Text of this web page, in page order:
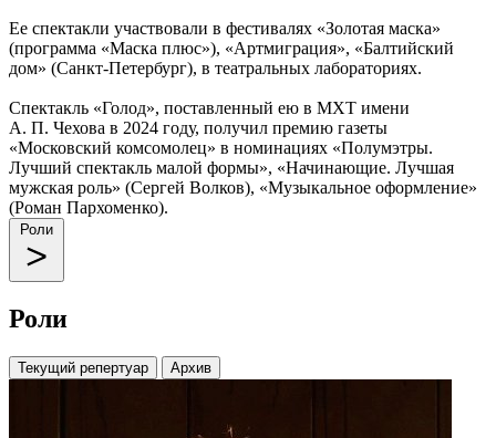
Ее спектакли участвовали в фестивалях «Золотая маска»
(программа «Маска плюс»), «Артмиграция», «Балтийский
дом» (Санкт-Петербург), в театральных лабораториях.
Спектакль «Голод», поставленный ею в МХТ имени
А. П. Чехова в 2024 году, получил премию газеты
«Московский комсомолец» в номинациях «Полумэтры.
Лучший спектакль малой формы», «Начинающие. Лучшая
мужская роль» (Сергей Волков), «Музыкальное оформление»
(Роман Пархоменко).
Роли
Роли
Текущий репертуар Архив